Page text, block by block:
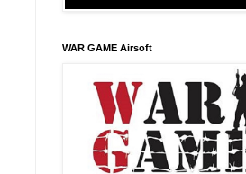
WAR GAME Airsoft